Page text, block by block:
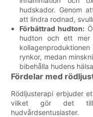
hudskador. Genom
att lindra rodnad,
Förbättrad hudton:
hudton och ett mer
rynkor, medan
bibehålla hudens
Fördelar med
Rödljusterapi erbjuder
vilket gör det
hudvårdsentusiaster.